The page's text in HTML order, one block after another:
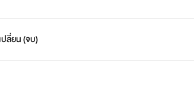
ปลี่ยน (จบ)